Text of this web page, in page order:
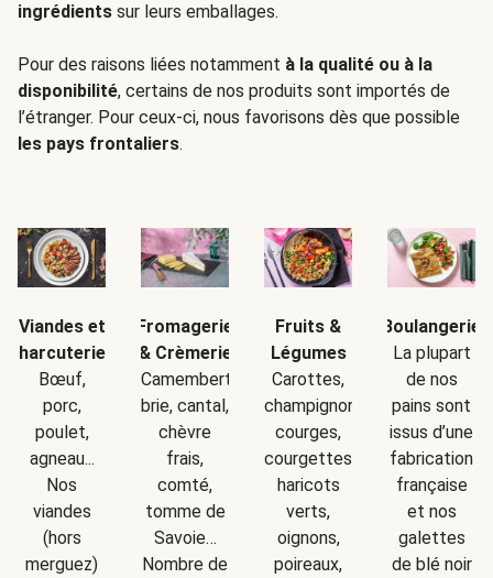
ingrédients sur leurs emballages.
Pour des raisons liées notamment à la qualité ou à la
disponibilité, certains de nos produits sont importés de
l’étranger. Pour ceux-ci, nous favorisons dès que possible
les pays frontaliers.
Viandes et
charcuteries
Bœuf,
porc,
poulet,
agneau...
Nos
viandes
(hors
merguez)
Fromagerie
& Crèmerie
Camembert,
brie, cantal,
chèvre
frais,
comté,
tomme de
Savoie…
Nombre de
Fruits &
Légumes
Carottes,
champignons,
courges,
courgettes,
haricots
verts,
oignons,
poireaux,
Boulangerie
La plupart
de nos
pains sont
issus d’une
fabrication
française
et nos
galettes
de blé noir